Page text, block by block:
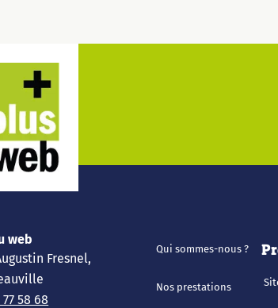
web
Fresnel,
77 58 68
Qui sommes-nous ?
Nos prestations